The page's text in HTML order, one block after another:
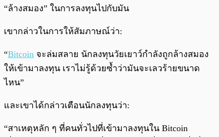
“ล้างสมอง” ในการลงทุนไปกับมัน
เขากล่าวในการให้สัมภาษณ์ว่า:
“Bitcoin จะล่มสลาย นักลงทุนวัยเยาว์กำลังถูกล้างสมอง
ให้เข้ามาลงทุน เราไม่รู้ด้วยซ้ำว่ามันจะเลวร้ายขนาด
ไหน”
และเขาได้กล่าวเตือนนักลงทุนว่า:
“สาเหตุหลัก ๆ ที่คนทั่วไปที่เข้ามาลงทุนใน Bitcoin